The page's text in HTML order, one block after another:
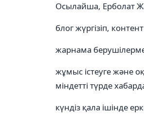
Осылайша, Ерболат
блог жүргізіп,
жарнама
жұмыс істеуге және
міндетті түрде
күндіз қала ішінде